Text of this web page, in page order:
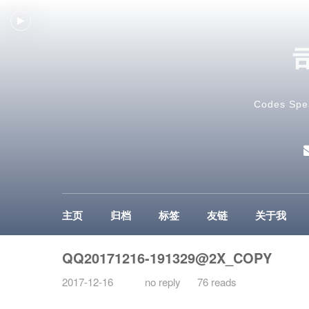
Codes
主页 归档 标签 友链 关于我
QQ20171216-191329@2X_COPY
2017-12-16 no reply 76 reads